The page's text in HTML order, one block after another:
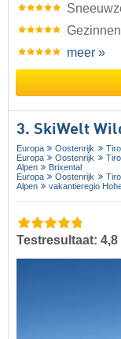
meer »
3. SkiWelt
Europa Oostenrijk
Europa
Oostenrijk
Alpen
Brixental
Europa
Oostenrijk
Alpen
vakantieregio
Testresultaat: